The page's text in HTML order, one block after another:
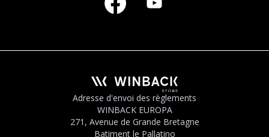
Adresse d'envoi des règlements
WINBACK EUROPA
271, Avenue de Grande Bretagne
Batiment le Pallatino